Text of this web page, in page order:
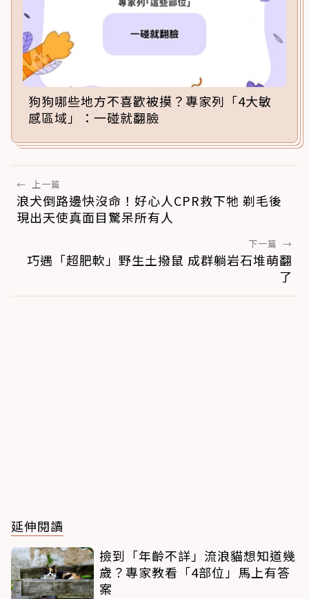
狗狗哪些地方不喜歡被摸？專家列「4大敏
感區域」：一碰就翻臉
← 上一篇
浪犬倒路邊快沒命！好心人CPR救下牠 剃毛後
現出天使真面目驚呆所有人
下一篇 →
巧遇「超肥軟」野生土撥鼠 成群躺岩石堆萌翻
了
延伸閱讀
撿到「年齡不詳」流浪貓想知道幾
歲？專家教看「4部位」馬上有答
案